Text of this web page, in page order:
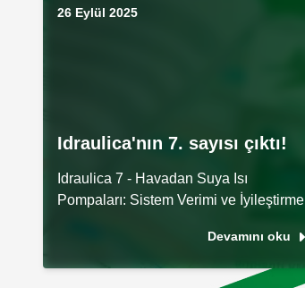
26 Eylül 2025
Idraulica'nın 7. sayısı çıktı!
Idraulica 7 - Havadan Suya Isı
Pompaları: Sistem Verimi ve İyileştirme
Devamını oku